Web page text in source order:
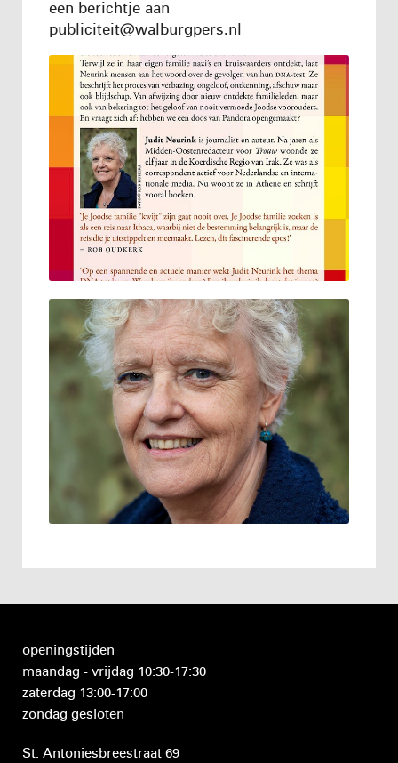
een berichtje aan
publiciteit@walburgpers.nl
openingstijden
maandag - vrijdag 10:30-17:30
zaterdag 13:00-17:00
zondag gesloten
St. Antoniesbreestraat 69